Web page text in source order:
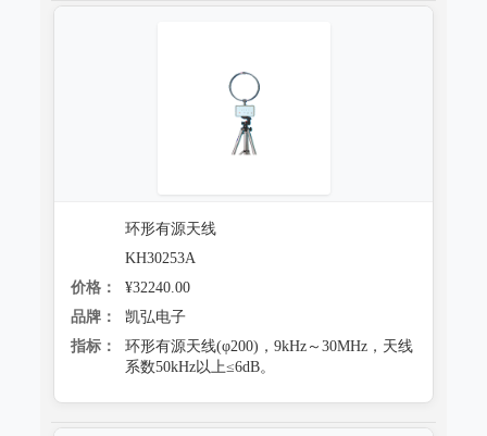
环形有源天线
KH30253A
价格：
¥32240.00
品牌：
凯弘电子
指标：
环形有源天线(φ200)，9kHz～30MHz，天线
系数50kHz以上≤6dB。